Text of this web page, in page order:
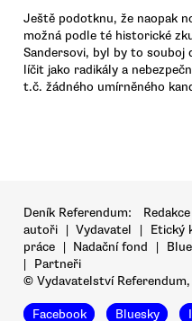
Ještě podotknu, že naopak
možná podle té historické
Sandersovi, byl by to souboj
líčit jako radikály a
t.č. žádného umírněného
Deník Referendum: Redakce
autoři | Vydavatel | Etický
práce | Nadační fond |
|
Partneři
© Vydavatelství
Facebook Bluesky